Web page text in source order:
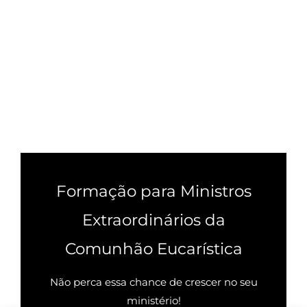
Formação para Ministros
Extraordinários da
Comunhão Eucarística
Não perca essa chance de crescer no seu
ministério!